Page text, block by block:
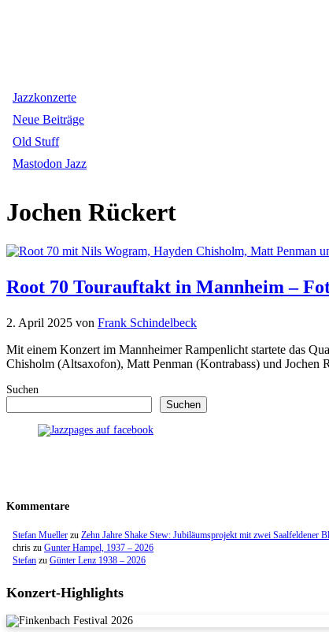
Jazzkonzerte
Neue Beiträge
Old Stuff
Mastodon Jazz
Jochen Rückert
Root 70 Tourauftakt in Mannheim –
2. April 2025 von Frank Schindelbeck
Mit einem Konzert im Mannheimer Rampenlicht startete das
Chisholm (Altsaxofon), Matt Penman (Kontrabass) und Jochen
Suchen
Suchen
Kommentare
Stefan Mueller zu Zehn Jahre Shake Stew: Jubiläumsprojekt mit zwei Saalfeldener
chris zu Gunter Hampel, 1937 – 2026
Stefan zu Günter Lenz 1938 – 2026
Konzert-Highlights